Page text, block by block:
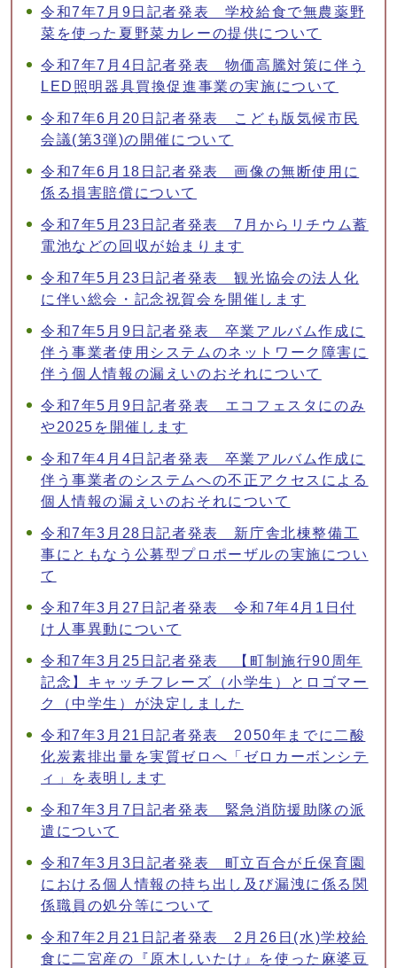
令和7年7月9日記者発表 学校給食で無農薬野
菜を使った夏野菜カレーの提供について
令和7年7月4日記者発表 物価高騰対策に伴う
LED照明器具買換促進事業の実施について
令和7年6月20日記者発表 こども版気候市民
会議(第3弾)の開催について
令和7年6月18日記者発表 画像の無断使用に
係る損害賠償について
令和7年5月23日記者発表 7月からリチウム蓄
電池などの回収が始まります
令和7年5月23日記者発表 観光協会の法人化
に伴い総会・記念祝賀会を開催します
令和7年5月9日記者発表 卒業アルバム作成に
伴う事業者使用システムのネットワーク障害に
伴う個人情報の漏えいのおそれについて
令和7年5月9日記者発表 エコフェスタにのみ
や2025を開催します
令和7年4月4日記者発表 卒業アルバム作成に
伴う事業者のシステムへの不正アクセスによる
個人情報の漏えいのおそれについて
令和7年3月28日記者発表 新庁舎北棟整備工
事にともなう公募型プロポーザルの実施につい
て
令和7年3月27日記者発表 令和7年4月1日付
け人事異動について
令和7年3月25日記者発表 【町制施行90周年
記念】キャッチフレーズ（小学生）とロゴマー
ク（中学生）が決定しました
令和7年3月21日記者発表 2050年までに二酸
化炭素排出量を実質ゼロへ「ゼロカーボンシテ
ィ」を表明します
令和7年3月7日記者発表 緊急消防援助隊の派
遣について
令和7年3月3日記者発表 町立百合が丘保育園
における個人情報の持ち出し及び漏洩に係る関
係職員の処分等について
令和7年2月21日記者発表 2月26日(水)学校給
食に二宮産の『原木しいたけ』を使った麻婆豆